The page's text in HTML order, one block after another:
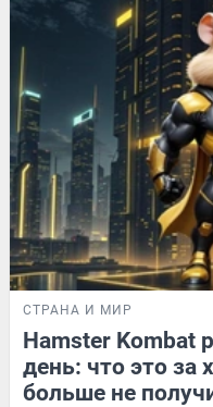
СТРАНА И МИР
Hamster Kombat
день: что это за
больше не